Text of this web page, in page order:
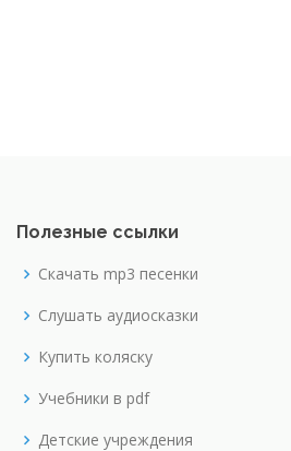
Полезные ссылки
Скачать mp3 песенки
Слушать аудиосказки
Купить коляску
Учебники в pdf
Детские учреждения